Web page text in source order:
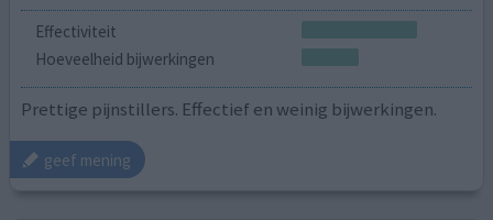
Effectiviteit
Hoeveelheid bijwerkingen
Prettige pijnstillers. Effectief en weinig bijwerkingen.
geef mening